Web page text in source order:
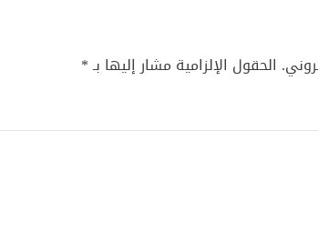
الحقول الإلزامية مشار إليها بـ*